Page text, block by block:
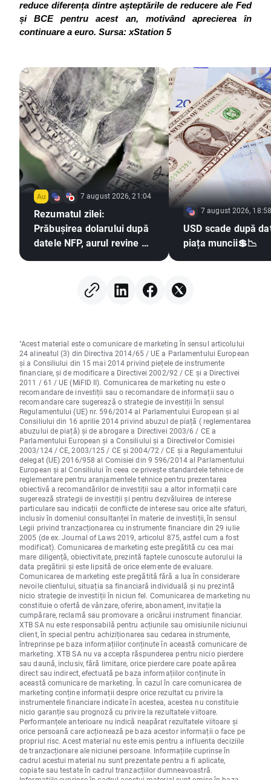
reduce diferența dintre așteptările de reducere ale Fed
și BCE pentru acest an, motivând aprecierea în
continuare a euro. Sursa: xStation 5
7 august 2026, 21:04
Rezumatul zilei:
Prăbușirea dolarului după
datele NFP, aurul revine pe
7 august 2026, 18:58
USD scade după
piața muncii💲📉
"Acest material este o comunicare de marketing în sensul articolului
24 alineatul (3) din Directiva 2014/65 / UE a Parlamentului European
și a Consiliului din 15 mai 2014 privind piețele de instrumente
financiare, și de modificare a Directivei 2002/92 / CE și a Directivei
2011 / 61 / UE (MiFID II). Comunicarea de marketing nu este o
recomandare de investiții sau o recomandare de informații sau o
recomandare care sugerează o strategie de investiții în sensul
Regulamentului (UE) nr. 596/2014 al Parlamentului European și al
Consiliului din 16 aprilie 2014 privind abuzul de piață ( reglementarea
abuzului de piață) și de abrogare a Directivei 2003/6 / CE a
Parlamentului European și a Consiliului și a Directivelor Comisiei
2003/124 / CE, 2003/125 / CE și 2004/72 / CE și a Regulamentului
delegat (UE) 2016/958 al Comisiei din 9 596/2014 al Parlamentului
European și al Consiliului în ceea ce privește standardele tehnice de
reglementare pentru aranjamentele tehnice pentru prezentarea
obiectivă a recomandărilor de investiții sau a altor informații care
sugerează strategii de investiții și pentru dezvăluirea de interese
particulare sau indicații de conflicte de interese sau orice alte sfaturi,
inclusiv în domeniul consultanței în materie de investiții, în sensul
Legii privind tranzacționarea cu instrumente financiare din 29 iulie
2005 (de ex. Journal of Laws 2019, articolul 875, astfel cum a fost
modificat). Comunicarea de marketing este pregătită cu cea mai
mare diligență, obiectivitate, prezintă faptele cunoscute autorului la
data pregătirii și este lipsită de orice elemente de evaluare.
Comunicarea de marketing este pregătită fără a lua în considerare
nevoile clientului, situația sa financiară individuală și nu prezintă
nicio strategie de investiții în niciun fel. Comunicarea de marketing nu
constituie o ofertă de vânzare, oferire, abonament, invitație la
cumpărare, reclamă sau promovare a oricărui instrument financiar.
XTB SA nu este responsabilă pentru acțiunile sau omisiunile niciunui
client, în special pentru achiziționarea sau cedarea instrumente,
întreprinse pe baza informațiilor conținute în această comunicare de
marketing. XTB SA nu va accepta răspunderea pentru nicio pierdere
sau daună, inclusiv, fără limitare, orice pierdere care poate apărea
direct sau indirect, efectuată pe baza informațiilor conținute în
această comunicare de marketing. În cazul în care comunicarea de
marketing conține informații despre orice rezultat cu privire la
instrumentele financiare indicate în acestea, acestea nu constituie
nicio garanție sau prognoză cu privire la rezultatele viitoare.
Performanțele anterioare nu indică neapărat rezultatele viitoare și
orice persoană care acționează pe baza acestor informații o face pe
propriul risc. Acest material nu este emis pentru a influenta deciziile
de tranzacționare ale niciunei persoane. Informațiile cuprinse în
cadrul acestui material nu sunt prezentate pentru a fi aplicate,
copiate sau testate în cadrul tranzacțiilor dumneavoastră.